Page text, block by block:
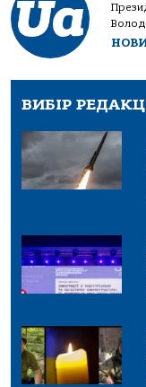
ВИБІР